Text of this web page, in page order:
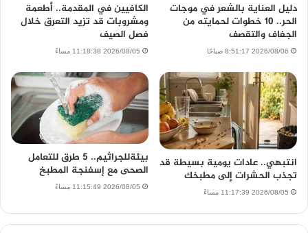
دليل العناية بالشعر في موجات
الحر.. 10 خطوات لحمايته من
الجفاف والتقصف
2026/08/06 8:51:17 صباحًا
الكافيين في المقدمة.. أطعمة
ومشروبات قد تزيد التعرق خلال
فصل الصيف
2026/08/05 11:18:38 مساءً
انتبهي.. عادات يومية بسيطة قد
تجذب الحشرات إلى مطبخك
2026/08/05 11:17:39 مساءً
بيئةللجراثيم.. 5 طرق للتعامل
الصحى مع إسفنجة المطبخ
2026/08/05 11:15:49 مساءً